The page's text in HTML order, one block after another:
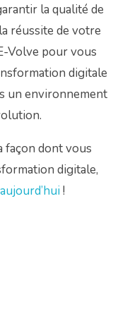
la qualité de
réussite de votre
Volve pour vous
digitale
un environnement
façon dont vous
digitale,
!